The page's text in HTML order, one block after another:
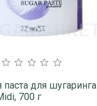
паста для шугаринга
700 г